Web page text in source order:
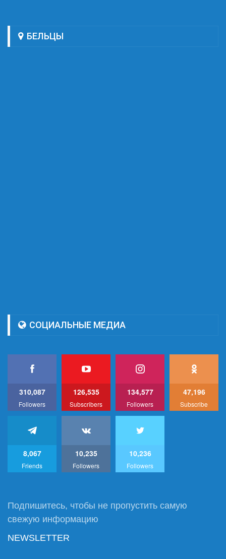
БЕЛЬЦЫ
СОЦИАЛЬНЫЕ МЕДИА
310,087
Followers
126,535
Subscribers
134,577
Followers
47,196
Subscribe
8,067
Friends
10,235
Followers
10,236
Followers
Подпишитесь, чтобы не пропустить самую
свежую информацию
NEWSLETTER